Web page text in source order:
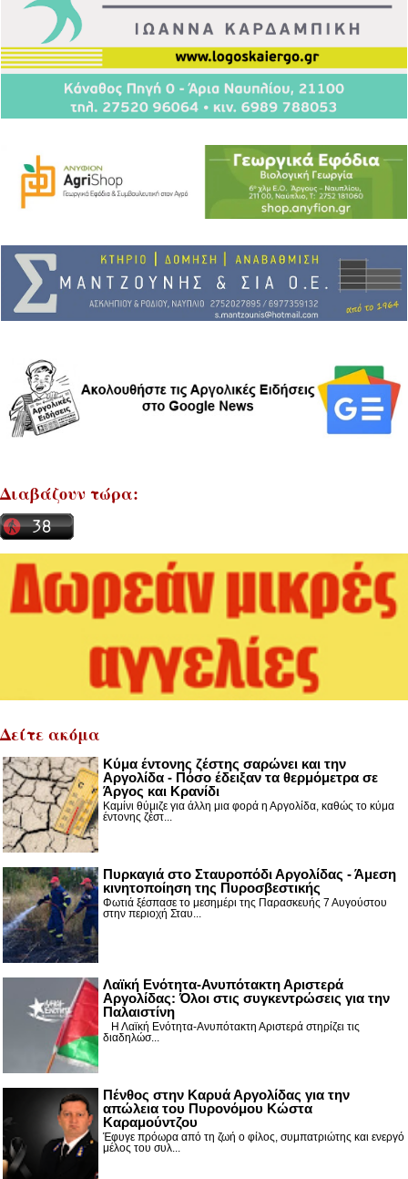
Διαβάζουν τώρα:
Δείτε ακόμα
Κύμα έντονης ζέστης σαρώνει και την
Αργολίδα - Πόσο έδειξαν τα θερμόμετρα σε
Άργος και Κρανίδι
Καμίνι θύμιζε για άλλη μια φορά η Αργολίδα, καθώς το κύμα
έντονης ζέστ...
Πυρκαγιά στο Σταυροπόδι Αργολίδας - Άμεση
κινητοποίηση της Πυροσβεστικής
Φωτιά ξέσπασε το μεσημέρι της Παρασκευής 7 Αυγούστου
στην περιοχή Σταυ...
Λαϊκή Ενότητα-Ανυπότακτη Αριστερά
Αργολίδας: Όλοι στις συγκεντρώσεις για την
Παλαιστίνη
Η Λαϊκή Ενότητα-Ανυπότακτη Αριστερά στηρίζει τις
διαδηλώσ...
Πένθος στην Καρυά Αργολίδας για την
απώλεια του Πυρονόμου Κώστα
Καραμούντζου
Έφυγε πρόωρα από τη ζωή ο φίλος, συμπατριώτης και ενεργό
μέλος του συλ...